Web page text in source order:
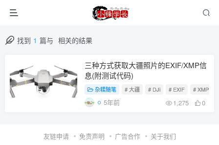
找到 1 篇与 相关的结果
三种方式获取大疆照片的EXIF/XMP信
息(附测试代码)
杂糅随笔 # 大疆 # DJi # EXIF # XMP
5年前 1,275 0
友链申请 免责声明 广告合作 关于我们